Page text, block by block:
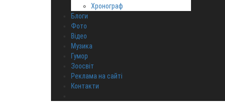
Хронограф
Блоги
Фото
Відео
Музика
Гумор
Зоосвіт
Реклама на сайті
Контакти